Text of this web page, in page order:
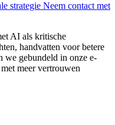
strategie Neem contact met
AI als kritische
handvatten voor betere
we gebundeld in onze e-
meer vertrouwen